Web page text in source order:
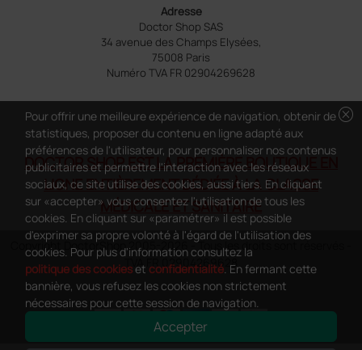
Adresse
Doctor Shop SAS
34 avenue des Champs Elysées,
75008 Paris
Numéro TVA FR 02904269628
DOCTOR SHOP EST LA PREMIÈRE BOUTIQUE EN
LIGNE ENTIÈREMENT DÉDIÉE À LA CLASSE
MÉDICALE ET SANITAIRE
Copyright DoctorShop 2005-2026 - Tous les droits sont réservés -
TVA FR 02904269628
cancel
Pour offrir une meilleure expérience de navigation, obtenir de
statistiques, proposer du contenu en ligne adapté aux
préférences de l'utilisateur, pour personnaliser nos contenus
publicitaires et permettre l'interaction avec les réseaux
sociaux, ce site utilise des cookies, aussi tiers. En cliquant
sur «accepter» vous consentez l'utilisation de tous les
cookies. En cliquant sur «paramétrer» il est possible
d'exprimer sa propre volonté à l'égard de l'utilisation des
cookies. Pour plus d'information consultez la
politique des cookieset confidentialité. En fermant cette
bannière, vous refusez les cookies non strictement
nécessaires pour cette session de navigation.
Accepter